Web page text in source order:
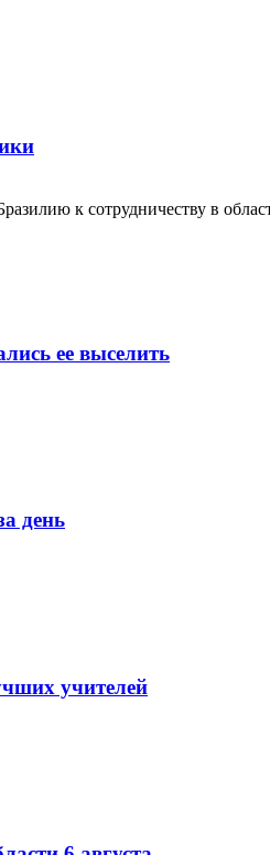
к сотрудничеству в
ее выселить
день
учителей